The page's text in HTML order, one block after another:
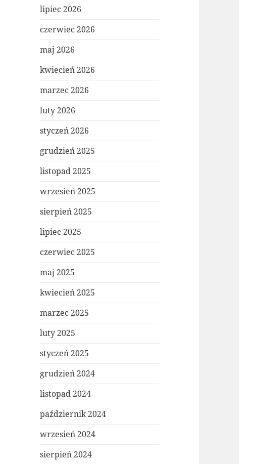
lipiec 2026
czerwiec 2026
maj 2026
kwiecień 2026
marzec 2026
luty 2026
styczeń 2026
grudzień 2025
listopad 2025
wrzesień 2025
sierpień 2025
lipiec 2025
czerwiec 2025
maj 2025
kwiecień 2025
marzec 2025
luty 2025
styczeń 2025
grudzień 2024
listopad 2024
październik 2024
wrzesień 2024
sierpień 2024